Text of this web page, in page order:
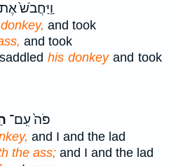
וַֽיַּחֲבֹשׁ֙
and took
and took
his donkeyand took
פֹּה֙ עִֽם־
and I and the lad
the ass; and I and the lad